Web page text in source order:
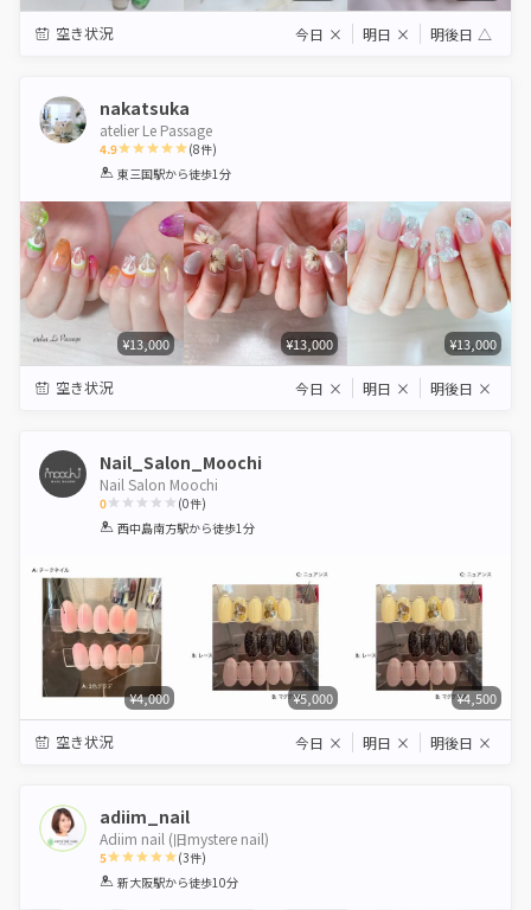
空き状況 今日 × 明日 × 明後日 △
nakatsuka
atelier Le Passage
4.9
1 2 3 4 5
(8件)
東三国駅から徒歩1分
¥13,000 ¥13,000 ¥13,000
空き状況 今日 × 明日 × 明後日 ×
Nail_Salon_Moochi
Nail Salon Moochi
0
1 2 3 4 5
(0件)
西中島南方駅から徒歩1分
¥4,000 ¥5,000 ¥4,500
空き状況 今日 × 明日 × 明後日 ×
adiim_nail
Adiim nail (旧mystere nail)
5
1 2 3 4 5
(3件)
新大阪駅から徒歩10分